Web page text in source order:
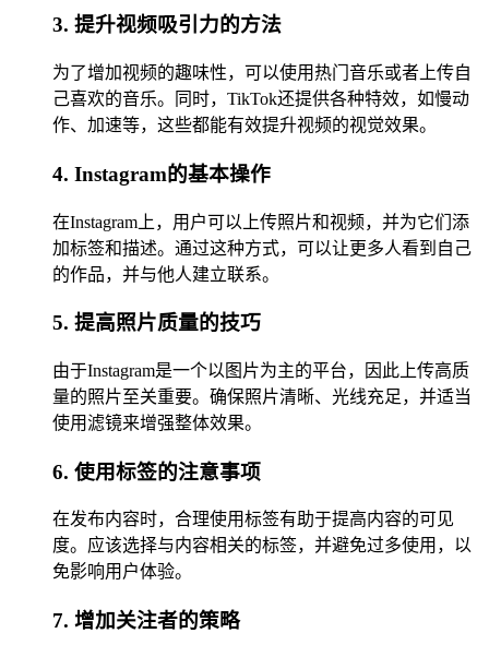
3. 提升视频吸引力的方法
为了增加视频的趣味性，可以使用热门音乐或者上传自
己喜欢的音乐。同时，TikTok还提供各种特效，如慢动
作、加速等，这些都能有效提升视频的视觉效果。
4. Instagram的基本操作
在Instagram上，用户可以上传照片和视频，并为它们添
加标签和描述。通过这种方式，可以让更多人看到自己
的作品，并与他人建立联系。
5. 提高照片质量的技巧
由于Instagram是一个以图片为主的平台，因此上传高质
量的照片至关重要。确保照片清晰、光线充足，并适当
使用滤镜来增强整体效果。
6. 使用标签的注意事项
在发布内容时，合理使用标签有助于提高内容的可见
度。应该选择与内容相关的标签，并避免过多使用，以
免影响用户体验。
7. 增加关注者的策略